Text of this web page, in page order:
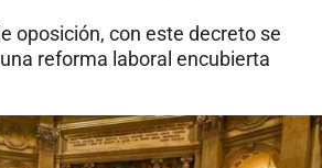
oposición, con este decreto se
reforma laboral encubierta